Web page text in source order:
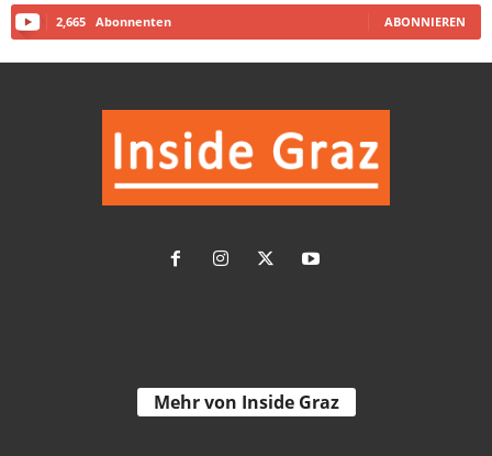
2,665 Abonnenten ABONNIEREN
Mehr von Inside Graz